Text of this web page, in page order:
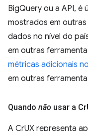
BigQuery ou a API, é
mostrados em
dados no nível do
em outras
métricas adicionais
em outras
Quando não usar a Cr
A CrUX representa